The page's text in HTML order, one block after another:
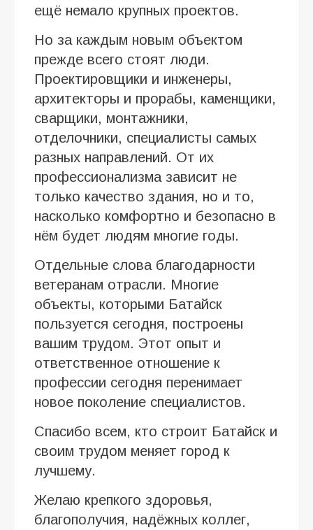
ещё немало крупных проектов.
Но за каждым новым объектом
прежде всего стоят люди.
Проектировщики и инженеры,
архитекторы и прорабы, каменщики,
сварщики, монтажники,
отделочники, специалисты самых
разных направлений. От их
профессионализма зависит не
только качество здания, но и то,
насколько комфортно и безопасно в
нём будет людям многие годы.
Отдельные слова благодарности
ветеранам отрасли. Многие
объекты, которыми Батайск
пользуется сегодня, построены
вашим трудом. Этот опыт и
ответственное отношение к
профессии сегодня перенимает
новое поколение специалистов.
Спасибо всем, кто строит Батайск и
своим трудом меняет город к
лучшему.
Желаю крепкого здоровья,
благополучия, надёжных коллег,